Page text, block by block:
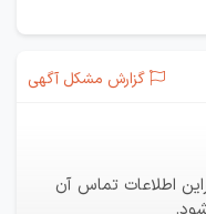
گزارش مشکل آگهی
اطلاعات تماس آن